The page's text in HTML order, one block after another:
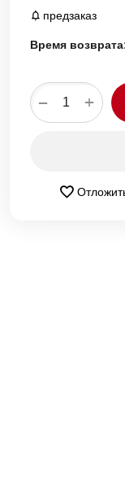
предзаказ
Время
+
−